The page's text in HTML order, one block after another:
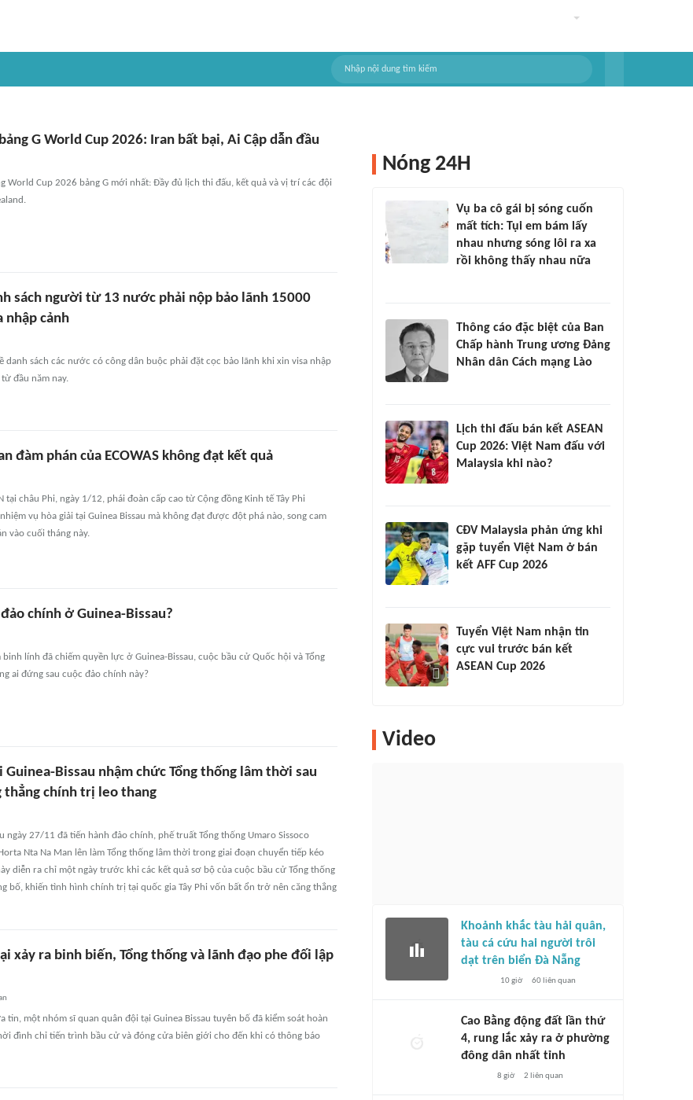
G World Cup 2026: Iran bất bại, Ai Cập dẫn đầu
World Cup 2026 bảng G mới nhất: Đầy đủ lịch thi đấu, kết quả và vị trí các đội
sách người từ 13 nước phải nộp bảo lãnh 15000
nhập cảnh
danh sách các nước có công dân buộc phải đặt cọc bảo lãnh khi xin visa nhập
đầu năm nay.
đàm phán của ECOWAS không đạt kết quả
tại châu Phi, ngày 1/12, phái đoàn cấp cao từ Cộng đồng Kinh tế Tây Phi
vụ hòa giải tại Guinea Bissau mà không đạt được đột phá nào, song cam
vào cuối tháng này.
chính ở Guinea-Bissau?
lính đã chiếm quyền lực ở Guinea-Bissau, cuộc bầu cử Quốc hội và Tổng
ai đứng sau cuộc đảo chính này?
Bissau nhậm chức Tổng thống lâm thời sau
thẳng chính trị leo thang
ngày 27/11 đã tiến hành đảo chính, phế truất Tổng thống Umaro Sissoco
Nta Na Man lên làm Tổng thống lâm thời trong giai đoạn chuyển tiếp kéo
diễn ra chỉ một ngày trước khi các kết quả sơ bộ của cuộc bầu cử Tổng thống
bố, khiến tình hình chính trị tại quốc gia Tây Phi vốn bất ổn trở nên căng thẳng
xảy ra binh biến, Tổng thống và lãnh đạo phe đối lập
tin, một nhóm sĩ quan quân đội tại Guinea Bissau tuyên bố đã kiểm soát hoàn
đình chỉ tiến trình bầu cử và đóng cửa biên giới cho đến khi có thông báo
Nóng 24H
Vụ ba cô gái bị sóng cuốn
mất tích: Tụi em bám lấy
nhau nhưng sóng lôi ra xa
rồi không thấy nhau nữa
Thông cáo đặc biệt của Ban
Chấp hành Trung ương Đảng
Nhân dân Cách mạng Lào
Lịch thi đấu bán kết ASEAN
Cup 2026: Việt Nam đấu với
Malaysia khi nào?
CĐV Malaysia phản ứng khi
gặp tuyển Việt Nam ở bán
kết AFF Cup 2026
Tuyển Việt Nam nhận tin
cực vui trước bán kết
ASEAN Cup 2026
Video
Khoảnh khắc tàu hải quân,
tàu cá cứu hai người trôi
dạt trên biển Đà Nẵng
10 giờ 60liên quan
Cao Bằng động đất lần thứ
4, rung lắc xảy ra ở phường
đông dân nhất tỉnh
8 giờ 2 liên quan